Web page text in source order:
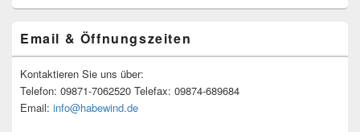
Email & Öffnungszeiten
Kontaktieren Sie uns über:
Telefon: 09871-7062520 Telefax: 09874-689684
Email: info@habewind.de